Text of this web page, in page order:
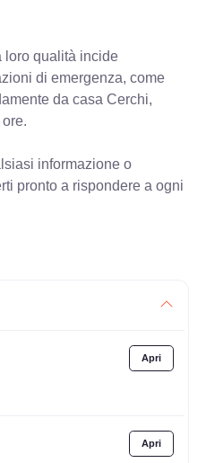
loro qualità incide
di emergenza, come
da casa Cerchi,
informazione o
pronto a rispondere a ogni